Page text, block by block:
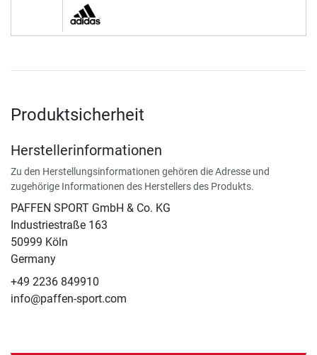
Produktsicherheit
Herstellerinformationen
Zu den Herstellungsinformationen gehören die Adresse und
zugehörige Informationen des Herstellers des Produkts.
PAFFEN SPORT GmbH & Co. KG
Industriestraße 163
50999 Köln
Germany
+49 2236 849910
info@paffen-sport.com